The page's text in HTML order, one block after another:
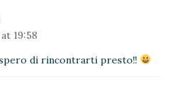
19:58
di rincontrarti presto!!